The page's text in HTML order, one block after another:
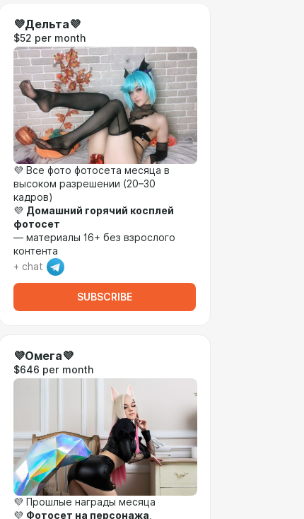
💜Дельта💜
$52 per month
💜 Все фото фотосета месяца в
высоком разрешении (20–30
кадров)
💜 Домашний горячий косплей
фотосет
— материалы 16+ без взрослого
контента
+ chat
SUBSCRIBE
💜Омега💜
$646 per month
💜 Прошлые награды месяца
💜 Фотосет на персонажа